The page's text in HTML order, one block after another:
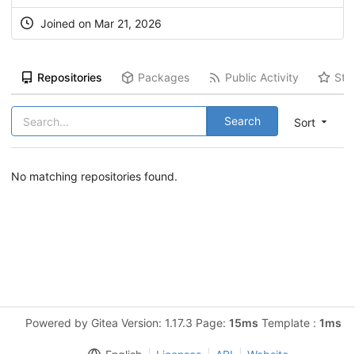
Joined on Mar 21, 2026
Repositories Packages Public Activity
Sort
Search
No matching repositories found.
Powered by Gitea Version: 1.17.3 Page: 15ms Template : 1ms